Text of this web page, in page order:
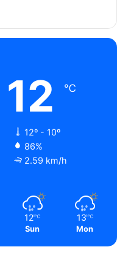
12 ℃
12º - 10º
86%
2.59 km/h
12 ℃
Sun
13 ℃
Mon